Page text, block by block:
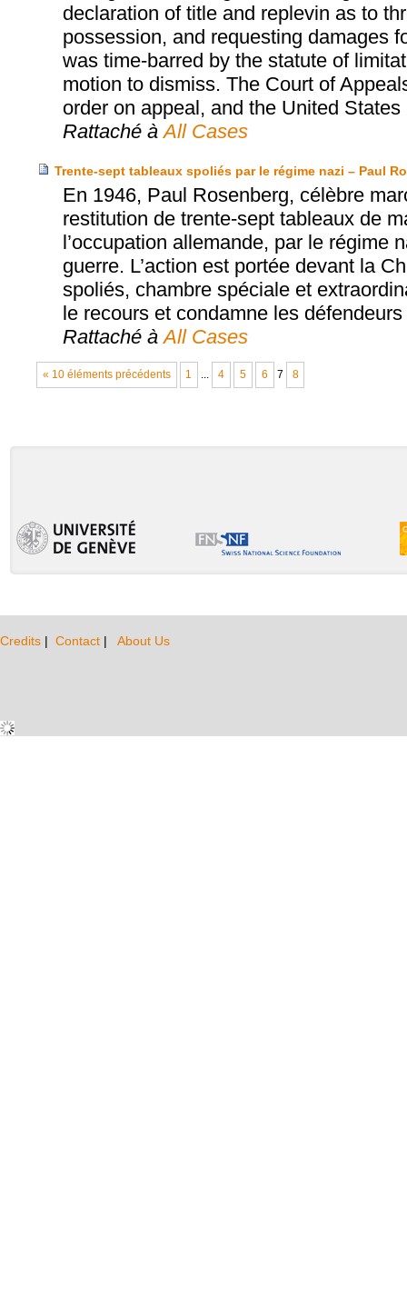
declaration of title and replevin as to
possession, and requesting damages
was time-barred by the statute of
motion to dismiss. The Court of
order on appeal, and the United
Rattaché à All Cases
Trente-sept tableaux spoliés par le régime nazi – Paul
En 1946, Paul Rosenberg, célèbre
restitution de trente-sept tableaux de
l’occupation allemande, par le régime
guerre. L’action est portée devant la
spoliés, chambre spéciale et
le recours et condamne les
Rattaché à All Cases
« 10 éléments précédents 1 4 5 6 7 8
Credits | Contact | About Us